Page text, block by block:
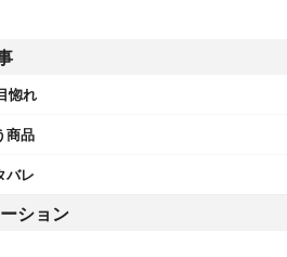
惚れ
商品
バレ
ション